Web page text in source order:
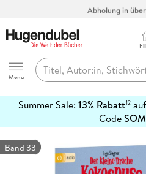
Abholung in
Hugendubel
Menu
Summer Sale: 13% Rabatt12
Code
erfahren
Band 33